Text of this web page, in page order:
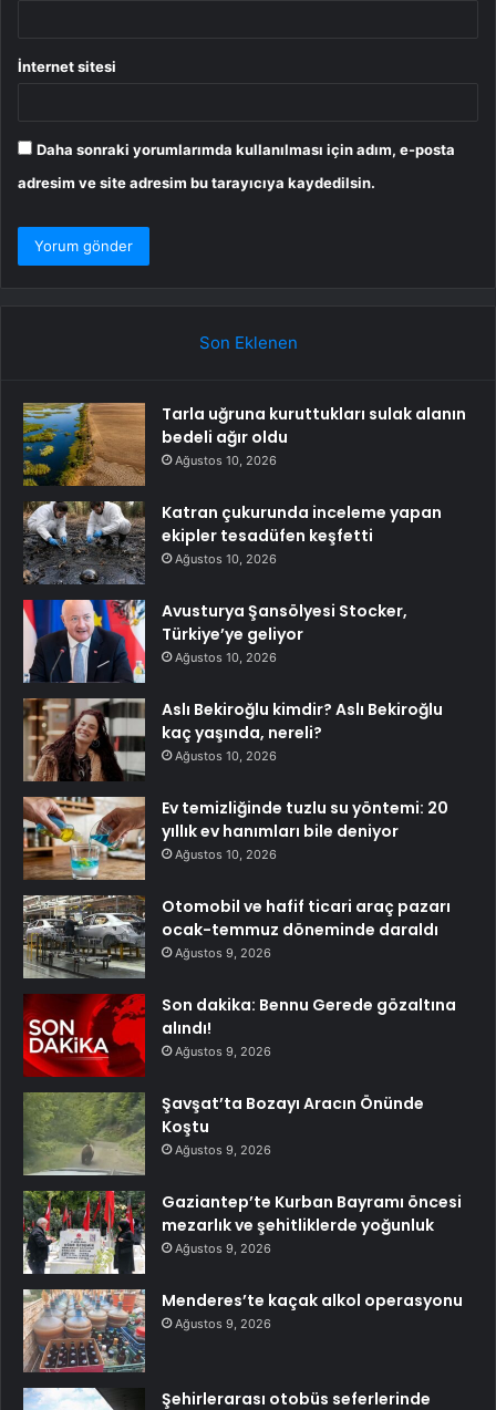
İnternet sitesi
Daha sonraki yorumlarımda kullanılması için adım, e-posta
adresim ve site adresim bu tarayıcıya kaydedilsin.
Son Eklenen
Tarla uğruna kuruttukları sulak alanın
bedeli ağır oldu
Ağustos 10, 2026
Katran çukurunda inceleme yapan
ekipler tesadüfen keşfetti
Ağustos 10, 2026
Avusturya Şansölyesi Stocker,
Türkiye’ye geliyor
Ağustos 10, 2026
Aslı Bekiroğlu kimdir? Aslı Bekiroğlu
kaç yaşında, nereli?
Ağustos 10, 2026
Ev temizliğinde tuzlu su yöntemi: 20
yıllık ev hanımları bile deniyor
Ağustos 10, 2026
Otomobil ve hafif ticari araç pazarı
ocak-temmuz döneminde daraldı
Ağustos 9, 2026
Son dakika: Bennu Gerede gözaltına
alındı!
Ağustos 9, 2026
Şavşat’ta Bozayı Aracın Önünde
Koştu
Ağustos 9, 2026
Gaziantep’te Kurban Bayramı öncesi
mezarlık ve şehitliklerde yoğunluk
Ağustos 9, 2026
Menderes’te kaçak alkol operasyonu
Ağustos 9, 2026
Şehirlerarası otobüs seferlerinde